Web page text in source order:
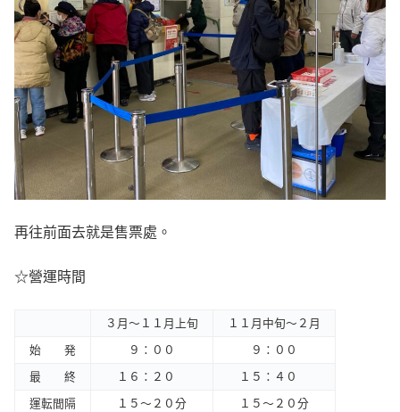
再往前面去就是售票處。
☆營運時間
３月～１１月上旬
１１月中旬～２月
始 発
９：００
９：００
最 終
１６：２０
１５：４０
運転間隔
１５～２０分 １５～２０分